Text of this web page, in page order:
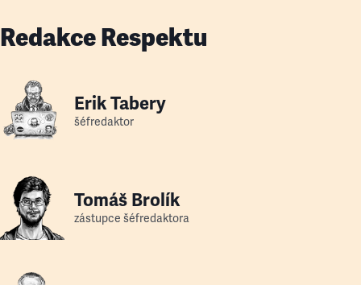
Redakce Respektu
Erik Tabery
šéfredaktor
Tomáš Brolík
zástupce šéfredaktora